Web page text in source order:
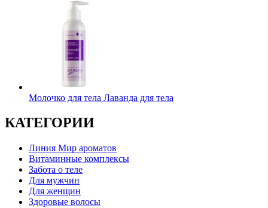
Молочко для тела Лаванда для тела
КАТЕГОРИИ
Линия Мир ароматов
Витаминные комплексы
Забота о теле
Для мужчин
Для женщин
Здоровые волосы